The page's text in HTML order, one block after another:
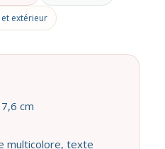
extérieur
cm
multicolore, texte